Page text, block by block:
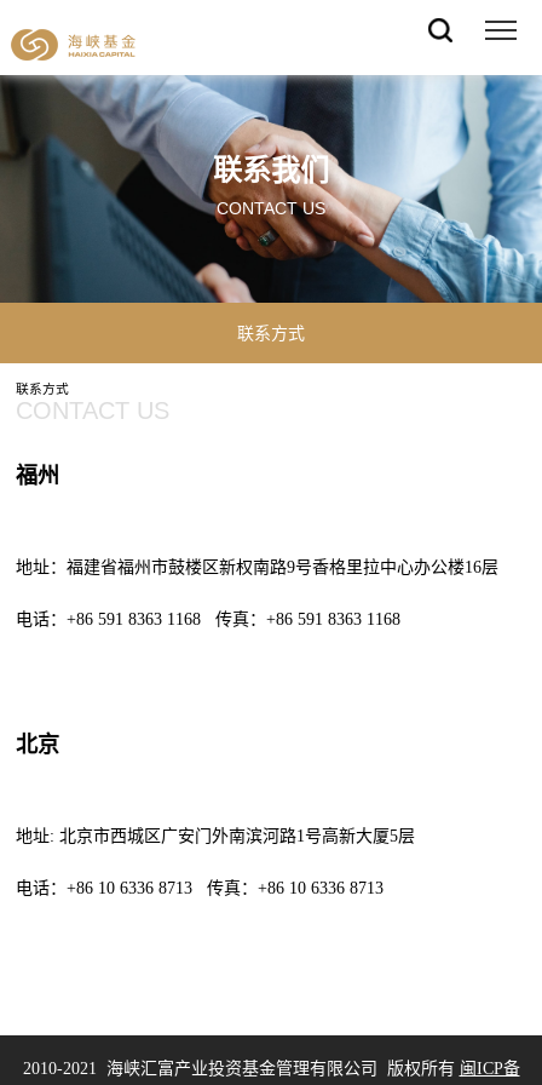
联系我们
CONTACT US
联系方式
联系方式
CONTACT US
福州
地址：福建省福州市鼓楼区新权南路9号香格里拉中心办公楼16层
电话：+86 591 8363 1168 传真：+86 591 8363 1168
北京
地址: 北京市西城区广安门外南滨河路1号高新大厦5层
电话：+86 10 6336 8713 传真：+86 10 6336 8713
2010-2021 海峡汇富产业投资基金管理有限公司 版权所有 闽ICP备